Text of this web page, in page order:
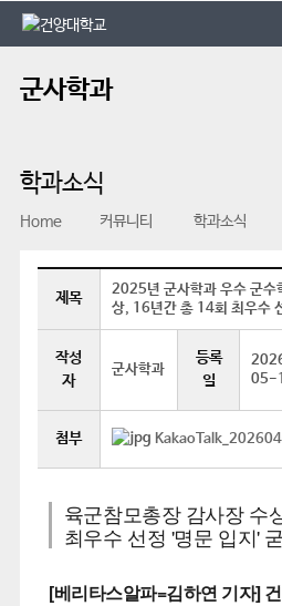
본문 바로가기
대메뉴 바로가기
군사학과
학과소식
Home 커뮤니티 학과소식
제목
2025년 군사학과 우수 군수
상, 16년간 총 14회 최우수
작성
자
군사학과
등록
일
05-
첨부
육군참모총장 감사장 수
최우수 선정 '명문 입지'
[베리타스알파=김하연 기자]